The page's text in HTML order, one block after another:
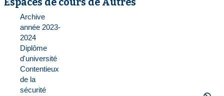
Espaces de cours de Autres
Archive
année 2023-
2024
Diplôme
d'université
Contentieux
de la
sécurité